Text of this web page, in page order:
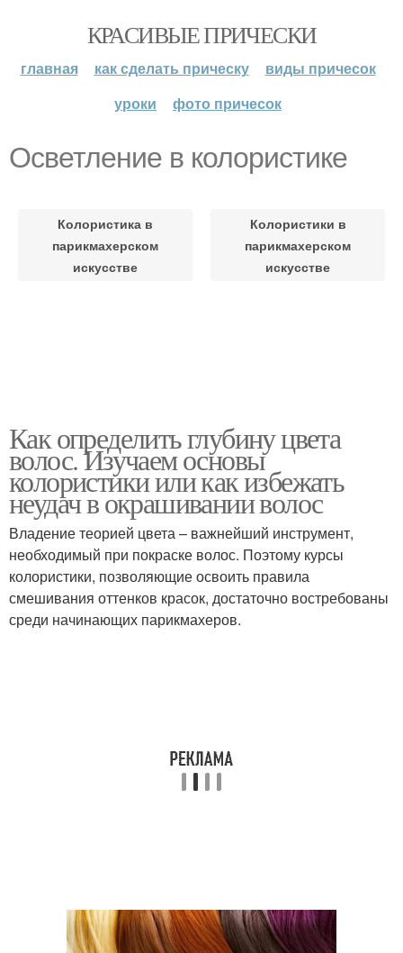
КРАСИВЫЕ ПРИЧЕСКИ
главная как сделать прическу
виды причесок
уроки
фото причесок
Осветление в колористике
Колористика в
парикмахерском
искусстве
Колористики в
парикмахерском
искусстве
Как определить глубину цвета
волос. Изучаем основы
колористики или как избежать
неудач в окрашивании волос
Владение теорией цвета – важнейший инструмент,
необходимый при покраске волос. Поэтому курсы
колористики, позволяющие освоить правила
смешивания оттенков красок, достаточно востребованы
среди начинающих парикмахеров.